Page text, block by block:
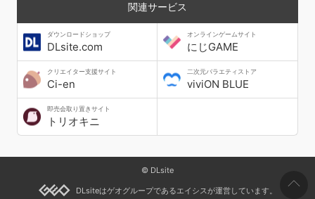
関連サービス
ダウンロードショップ
DLsite.com
オンラインゲームサイト
にじGAME
クリエイター支援サイト
Ci-en
二次元バラエティストア
viviON BLUE
即売会取り置きサイト
トリオキニ
© DLsite
DLsiteはゲオグループであるエイシスが運営しています。